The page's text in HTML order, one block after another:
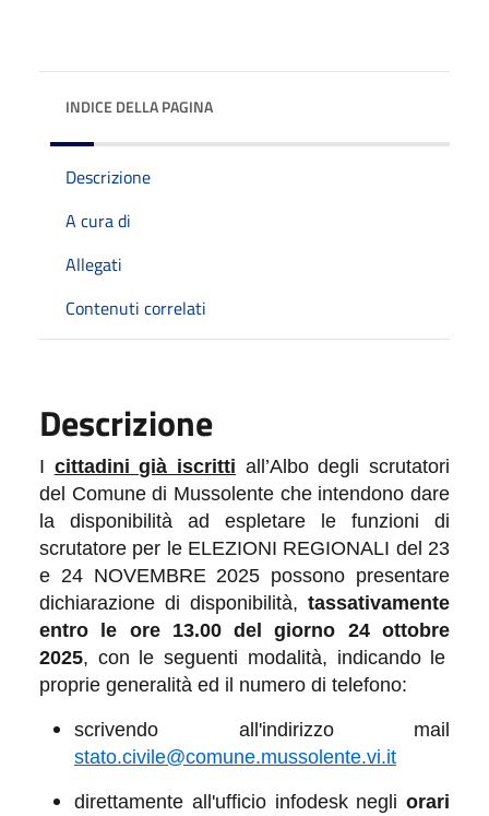
INDICE DELLA PAGINA
Descrizione
A cura di
Allegati
Contenuti correlati
Descrizione
I cittadini già iscritti all’Albo degli scrutatori
del Comune di Mussolente che intendono dare
la disponibilità ad espletare le funzioni di
scrutatore per le ELEZIONI REGIONALI del 23
e 24 NOVEMBRE 2025 possono presentare
dichiarazione di disponibilità, tassativamente
entro le ore 13.00 del giorno 24 ottobre
2025, con le seguenti modalità, indicando le
proprie generalità ed il numero di telefono:
scrivendo all'indirizzo mail
stato.civile@comune.mussolente.vi.it
direttamente all'ufficio infodesk negli orari